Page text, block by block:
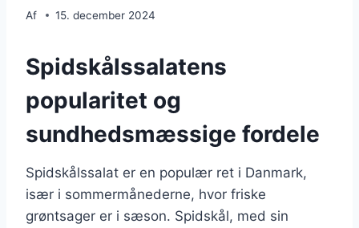
Af 15. december 2024
Spidskålssalatens
popularitet og
sundhedsmæssige fordele
Spidskålssalat er en populær ret i Danmark,
især i sommermånederne, hvor friske
grøntsager er i sæson. Spidskål, med sin